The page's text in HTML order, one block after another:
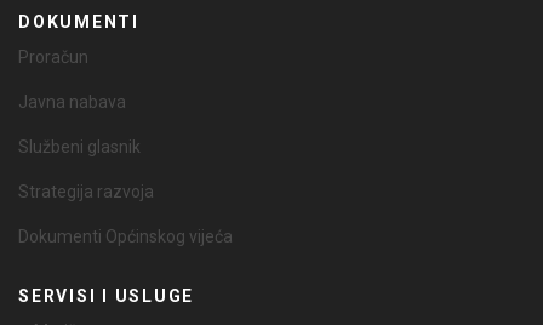
DOKUMENTI
Proračun
Javna nabava
Službeni glasnik
Strategija razvoja
Dokumenti Općinskog vijeća
SERVISI I USLUGE